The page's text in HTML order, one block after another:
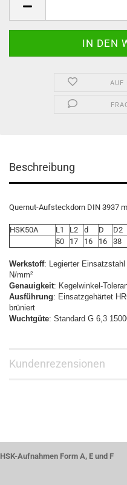
AUF
Beschreibung
Quernut-Aufsteckdorn DIN 3937
HSK50A L1 L2 d D
D2
50
17 16 16 38
Werkstoff: Legierter
N/mm²
Genauigkeit: Kegelwinkel-
Ausführung: Einsatzgehärtet
brüniert
Wuchtgüte: Standard G 6,3
Kundenrezensionen
HSK-Aufnahmen Form A, E und F